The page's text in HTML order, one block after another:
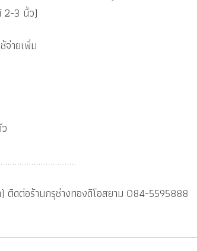
2-3 นิ้ว)
จ่ายเพิ่ม
ติดต่อร้านกรุช่างทองดิโอสยาม 084-5595888